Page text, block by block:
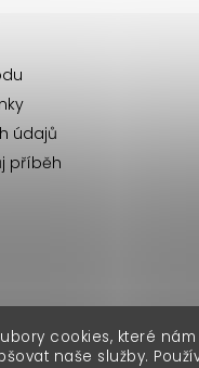
cookies, které
naše služby.
údajů
příběh
erikafashion.sk